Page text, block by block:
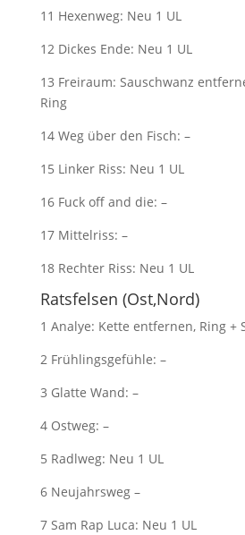
11 Hexenweg: Neu 1 UL
12 Dickes Ende: Neu 1 UL
13 Freiraum: Sauschwanz
Ring
14 Weg über den Fisch: –
15 Linker Riss: Neu 1 UL
16 Fuck off and die: –
17 Mittelriss: –
18 Rechter Riss: Neu 1 UL
Ratsfelsen (Ost,Nord)
1 Analye: Kette entfernen, Ring +
2 Frühlingsgefühle: –
3 Glatte Wand: –
4 Ostweg: –
5 Radlweg: Neu 1 UL
6 Neujahrsweg –
7 Sam Rap Luca: Neu 1 UL